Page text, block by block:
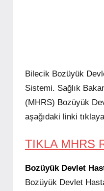
Bilecik Bozüyük
Sistemi. Sağlık
(MHRS) Bozüyük
aşağıdaki linki
TIKLA MHRS
Bozüyük Devlet
Bozüyük Devlet